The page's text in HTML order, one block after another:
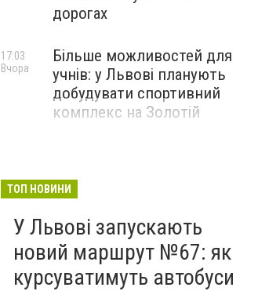
дорогах
Більше можливостей для
учнів: у Львові планують
добудувати спортивний
комплекс на Золотій
17:03
Вчора
ТОП НОВИНИ
У Львові запускають
новий маршрут №67: як
курсуватимуть автобуси